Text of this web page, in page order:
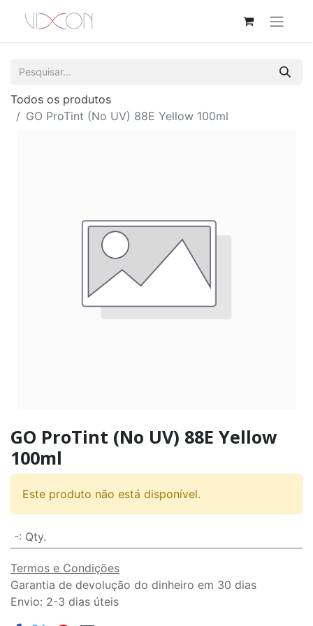
Todos os produtos
GO ProTint (No UV) 88E Yellow 100ml
GO ProTint (No UV) 88E Yellow
100ml
Este produto não está disponível.
-: Qty.
Termos e Condições
Garantia de devolução do dinheiro em 30 dias
Envio: 2-3 dias úteis